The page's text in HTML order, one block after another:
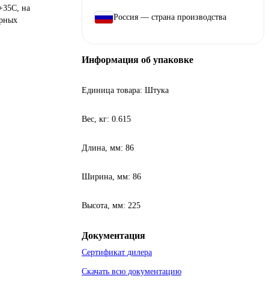
на
Россия — страна производства
Информация об упаковке
Единица товара: Штука
Вес, кг: 0.615
Длина, мм: 86
Ширина, мм: 86
Высота, мм: 225
Документация
Сертификат дилера
Скачать всю документацию